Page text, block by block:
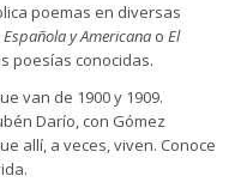
poemas en diversas
y Americana o El
poesías conocidas.
van de 1900 y 1909.
Darío, con Gómez
allí, a veces, viven. Conoce